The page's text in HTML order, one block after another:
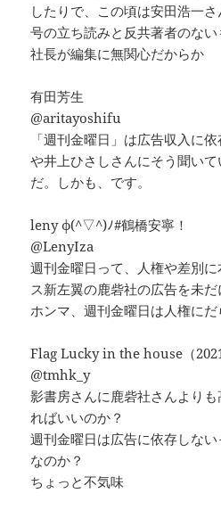
したりで、この頃は安田浩一
号の立ち読みと反共著者のな
社長が編集に無関心だからか
有田芳生
@aritayoshifu
「週刊金曜日」は広告収入に
や井上ひさしさんにそう聞い
だ。しかも、です。
leny φ(^▽^)ﾉ#鶴橋安寧！
@LenyIza
週刊金曜日って、人権や差別
ス新左翼の鹿砦社の広告を未だ
ホンマ、週刊金曜日は人権にだ
Flag Lucky in the house（2021
@tmhk_y
影書房さんに鹿砦社さんより
ればいいのか？
週刊金曜日は広告に依存しな
なのか？
ちょっと不気味